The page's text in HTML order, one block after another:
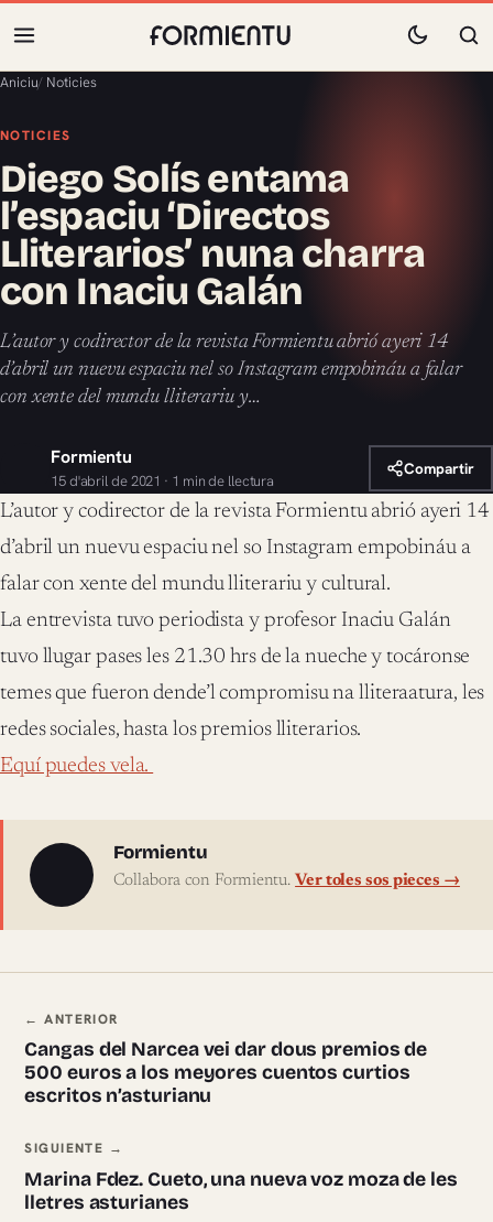
Aniciu/ Noticies
NOTICIES
Diego Solís entama
l’espaciu ‘Directos
Lliterarios’ nuna charra
con Inaciu Galán
L’autor y codirector de la revista Formientu abrió ayeri 14
d’abril un nuevu espaciu nel so Instagram empobináu a falar
con xente del mundu lliterariu y…
Formientu
15 d'abril de 2021 · 1 min de llectura
Compartir
L’autor y codirector de la revista Formientu abrió ayeri 14
d’abril un nuevu espaciu nel so Instagram empobináu a
falar con xente del mundu lliterariu y cultural.
La entrevista tuvo periodista y profesor Inaciu Galán
tuvo llugar pases les 21.30 hrs de la nueche y tocáronse
temes que fueron dende’l compromisu na lliteraatura, les
redes sociales, hasta los premios lliterarios.
Equí puedes vela.
Sobre l'autor
Formientu
Collabora con Formientu. Ver toles sos pieces →
Navegación ente pieces
← ANTERIOR
Cangas del Narcea vei dar dous premios de
500 euros a los meyores cuentos curtios
escritos n’asturianu
SIGUIENTE →
Marina Fdez. Cueto, una nueva voz moza de les
lletres asturianes